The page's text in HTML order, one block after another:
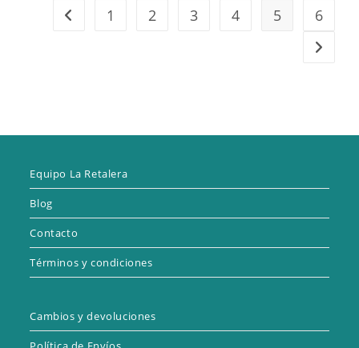
1 2 3 4 5 6
Equipo La Retalera
Blog
Contacto
Términos y condiciones
Cambios y devoluciones